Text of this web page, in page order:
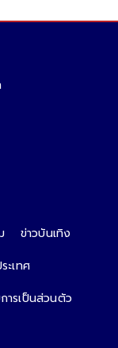
ข่าวบันเทิง
ะเทศ
ารเป็นส่วนตัว